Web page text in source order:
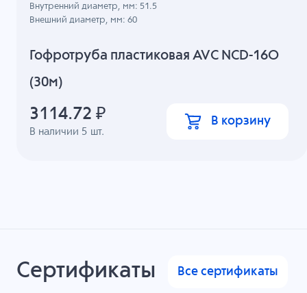
Гофротруба пластиковая AVC NCD-16O
(30м)
В наличии 5 шт.
Внутренний диаметр, мм: 51.5
Внешний диаметр, мм: 60
3114.72 ₽ В корзину
Сертификаты Все сертификаты